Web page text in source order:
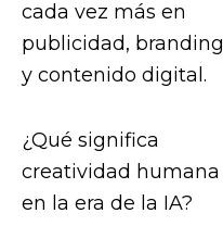
cada vez más en
publicidad, branding
y contenido digital.
¿Qué significa
creatividad humana
en la era de la IA?